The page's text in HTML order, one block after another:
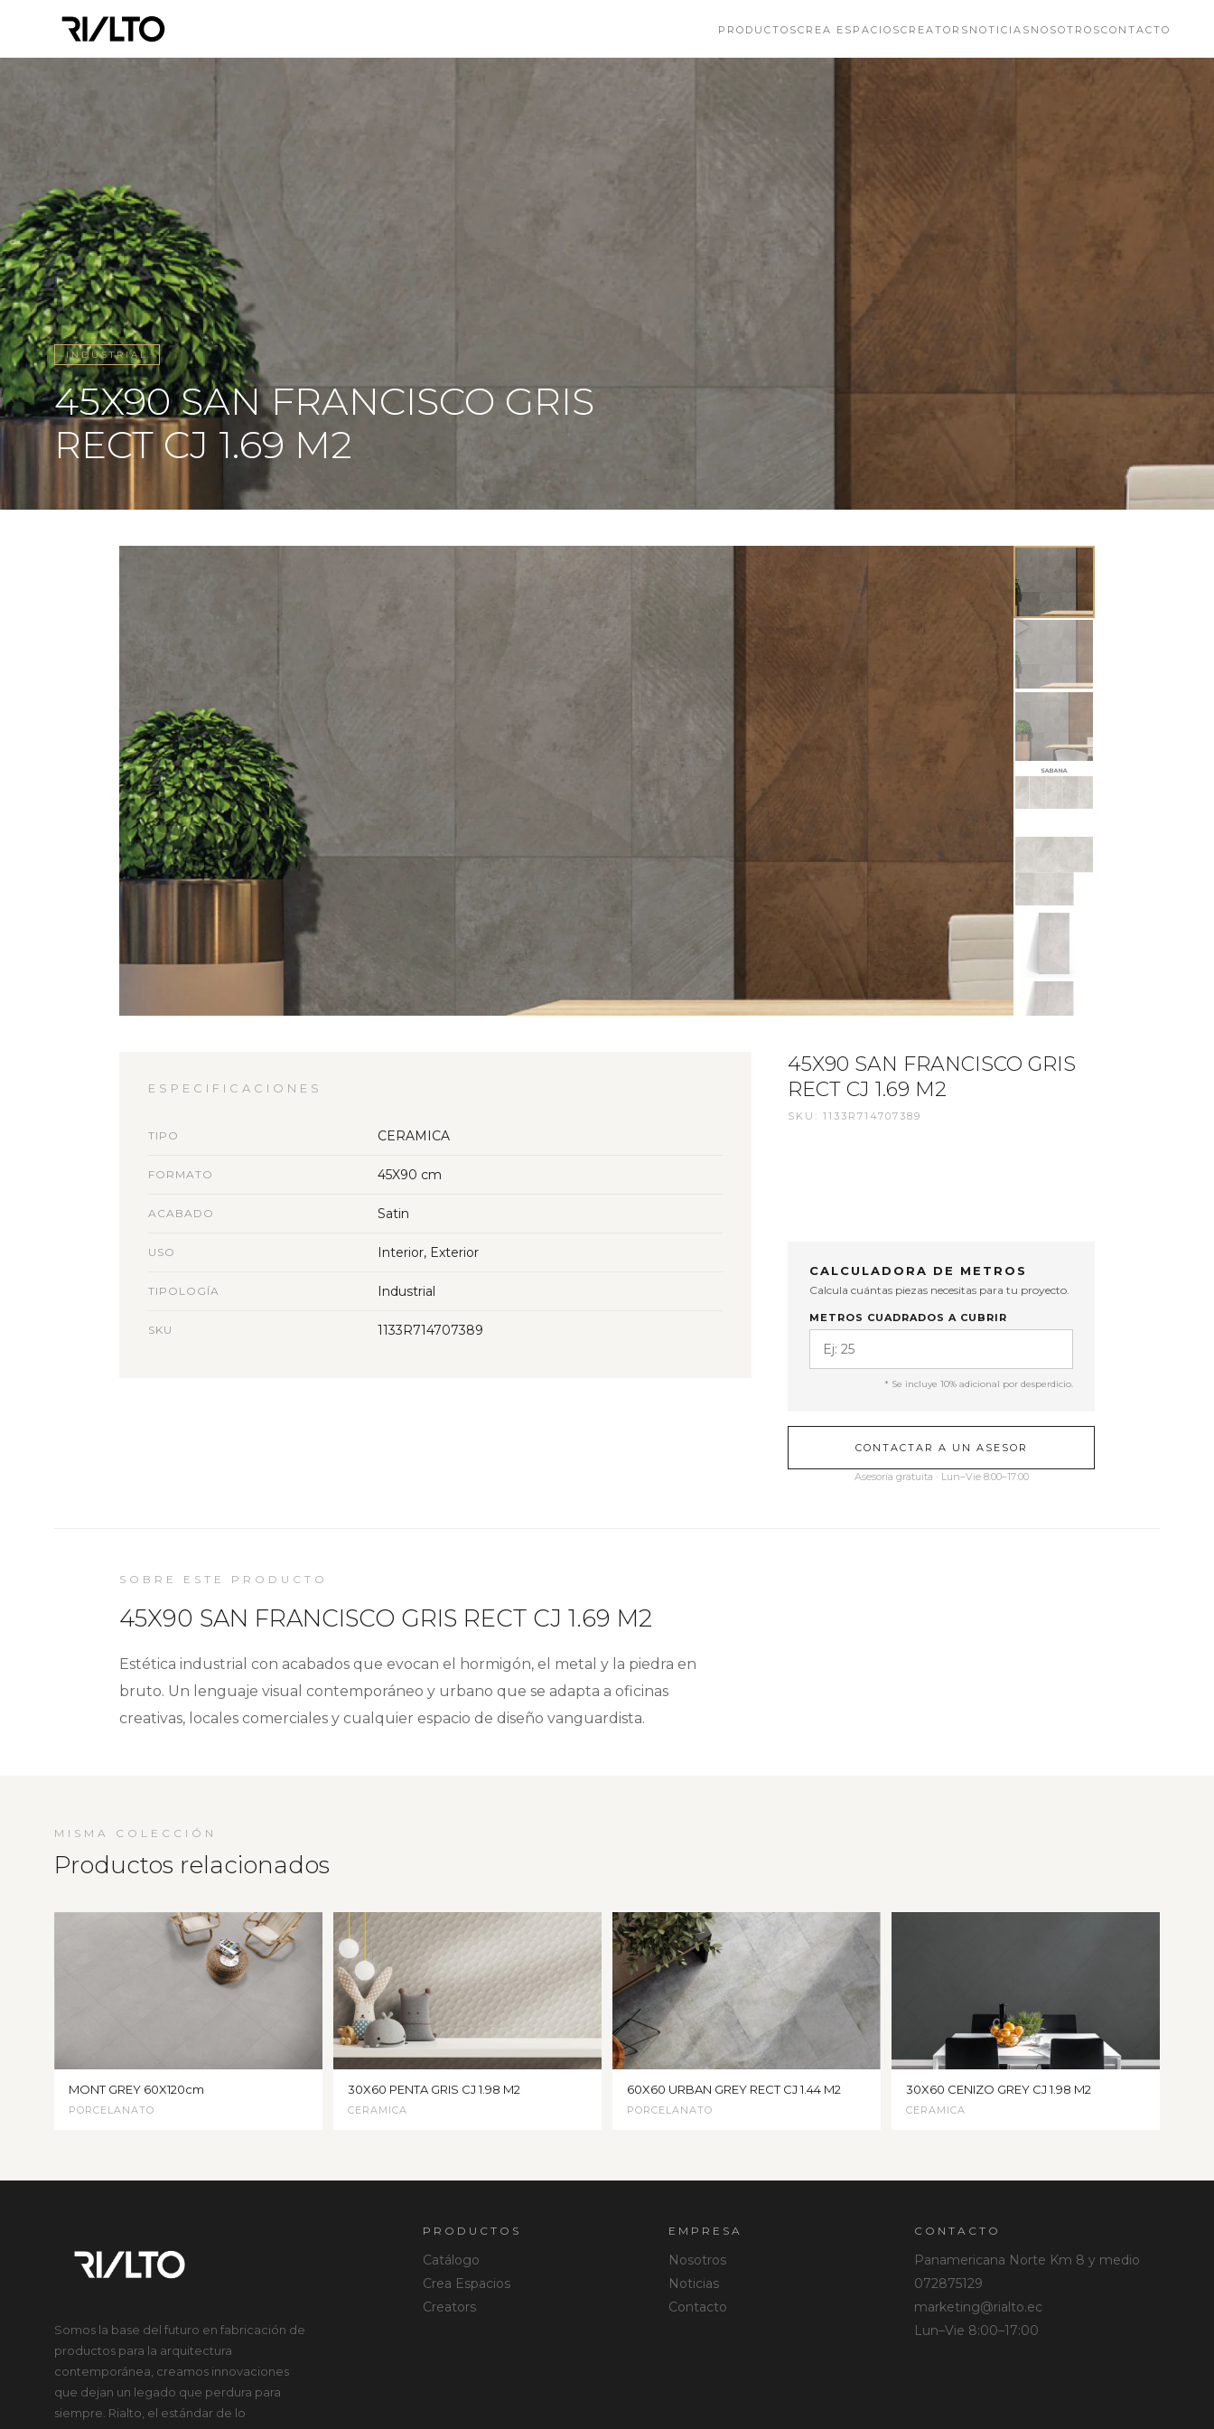
PRODUCTOSCREA ESPACIOSCREATORS NOTICIAS NOSOTROSCONTACTO
INDUSTRIAL
45X90 SAN FRANCISCO GRIS
RECT CJ 1.69 M2
ESPECIFICACIONES
TIPO CERAMICA
FORMATO 45X90 cm
ACABADO Satin
USO Interior, Exterior
TIPOLOGÍA Industrial
SKU 1133R714707389
45X90 SAN FRANCISCO GRIS
RECT CJ 1.69 M2
SKU: 1133R714707389
CALCULADORA DE METROS
Calcula cuántas piezas necesitas para tu proyecto.
METROS CUADRADOS A CUBRIR
* Se incluye 10% adicional por desperdicio.
CONTACTAR A UN ASESOR
Asesoría gratuita · Lun–Vie 8:00–17:00
SOBRE ESTE PRODUCTO
45X90 SAN FRANCISCO GRIS RECT CJ 1.69 M2
Estética industrial con acabados que evocan el hormigón, el metal y la piedra en
bruto. Un lenguaje visual contemporáneo y urbano que se adapta a oficinas
creativas, locales comerciales y cualquier espacio de diseño vanguardista.
MISMA COLECCIÓN
Productos relacionados
MONT GREY 60X120cm
PORCELANATO
30X60 PENTA GRIS CJ 1.98 M2
CERAMICA
60X60 URBAN GREY RECT CJ 1.44 M2
PORCELANATO
30X60 CENIZO GREY CJ 1.98 M2
CERAMICA
Somos la base del futuro en fabricación de
productos para la arquitectura
contemporánea, creamos innovaciones
que dejan un legado que perdura para
siempre. Rialto, el estándar de lo
PRODUCTOS
Catálogo
Crea Espacios
Creators
EMPRESA
Nosotros
Noticias
Contacto
CONTACTO
Panamericana Norte Km 8 y medio
072875129
marketing@rialto.ec
Lun–Vie 8:00–17:00